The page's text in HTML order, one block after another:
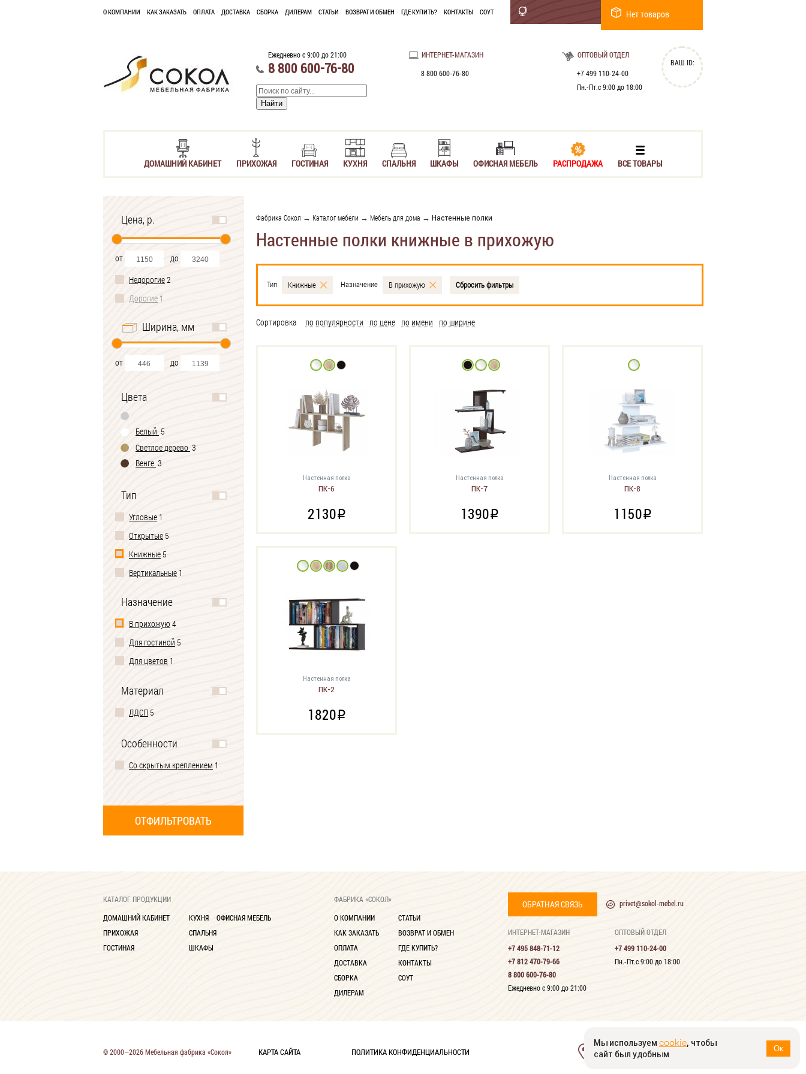
О КОМПАНИИ КАК ЗАКАЗАТЬ ОПЛАТА ДОСТАВКА СБОРКА ДИЛЕРАМ СТАТЬИ ВОЗВРАТ И ОБМЕН ГДЕ КУПИТЬ? КОНТАКТЫ СОУТ Нет товаров
Ежедневно с 9:00 до 21:00
8 800 600-76-80
ИНТЕРНЕТ-МАГАЗИН
8 800 600-76-80
ОПТОВЫЙ ОТДЕЛ
+7 499 110-24-00
Пн.-Пт.с 9:00 до 18:00
ВАШ ID:
ДОМАШНИЙ КАБИНЕТ ПРИХОЖАЯ ГОСТИНАЯ КУХНЯ СПАЛЬНЯ ШКАФЫ ОФИСНАЯ МЕБЕЛЬ РАСПРОДАЖА ВСЕ ТОВАРЫ
Цена, р.
от
до
Недорогие2
Дорогие 1
Ширина, мм
от до
Цвета
Белый 5
Светлое дерево 3
Венге 3
Тип
Угловые 1
Открытые 5
Книжные 5
Вертикальные 1
Назначение
В прихожую 4
Для гостиной 5
Для цветов 1
Материал
ЛДСП 5
Особенности
Со скрытым креплением 1
Фабрика Сокол → Каталог мебели → Мебель для дома → Настенные полки
Настенные полки книжные в прихожую
Тип Книжные Назначение В прихожую Сбросить фильтры
Сортировка по популярности по цене по имени по ширине
Настенная полка
ПК-6
2130i
Настенная полка
ПК-7
1390i
Настенная полка
ПК-8
1150i
Настенная полка
ПК-2
1820i
КАТАЛОГ ПРОДУКЦИИ
ДОМАШНИЙ КАБИНЕТ
ПРИХОЖАЯ
ГОСТИНАЯ
КУХНЯ
СПАЛЬНЯ
ШКАФЫ
ОФИСНАЯ МЕБЕЛЬ
ФАБРИКА «СОКОЛ»
О КОМПАНИИ
КАК ЗАКАЗАТЬ
ОПЛАТА
ДОСТАВКА
СБОРКА
ДИЛЕРАМ
СТАТЬИ
ВОЗВРАТ И ОБМЕН
ГДЕ КУПИТЬ?
КОНТАКТЫ
СОУТ
ОБРАТНАЯ СВЯЗЬ privet@sokol-mebel.ru
ИНТЕРНЕТ-МАГАЗИН
+7 495 848-71-12
+7 812 470-79-66
8 800 600-76-80
Ежедневно с 9:00 до 21:00
ОПТОВЫЙ ОТДЕЛ
+7 499 110-24-00
Пн.-Пт.с 9:00 до 18:00
© 2000—2026 Мебельная фабрика «Сокол» КАРТА САЙТА ПОЛИТИКА КОНФИДЕНЦИАЛЬНОСТИ
124482, г. Москва, г. Зеленоград,
Савёлкинский проезд, д. 4, оф. 1607
Мы используем cookie, чтобы
сайт был удобным
Ок